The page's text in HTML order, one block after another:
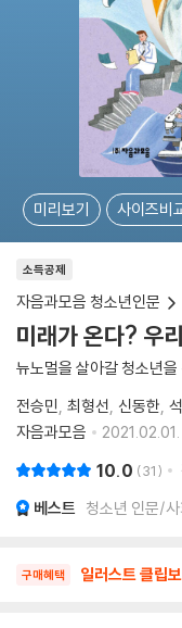
미리보기 사이즈비
소득공제
자음과모음 청소년인문
미래가 온다? 우
뉴노멀을 살아갈 청소년
전승민 최형선 신동한
자음과모음
2021.02.01.
10.0 31
베스트 청소년 인문/
구매혜택 일러스트 클립